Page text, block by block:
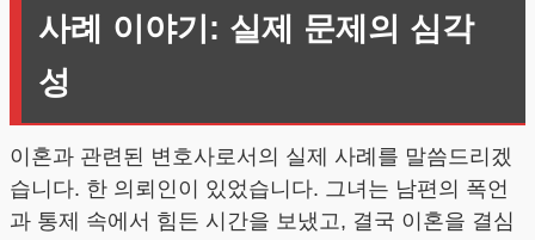
사례 이야기: 실제 문제의 심각
성
이혼과 관련된 변호사로서의 실제 사례를 말씀드리겠
습니다. 한 의뢰인이 있었습니다. 그녀는 남편의 폭언
과 통제 속에서 힘든 시간을 보냈고, 결국 이혼을 결심